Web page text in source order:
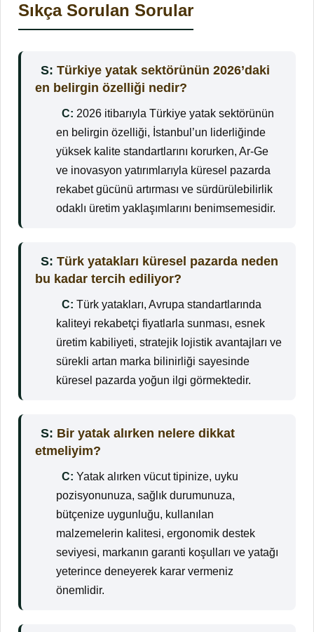
Sıkça Sorulan Sorular
S: Türkiye yatak sektörünün 2026’daki
en belirgin özelliği nedir?
C: 2026 itibarıyla Türkiye yatak sektörünün
en belirgin özelliği, İstanbul’un liderliğinde
yüksek kalite standartlarını korurken, Ar-Ge
ve inovasyon yatırımlarıyla küresel pazarda
rekabet gücünü artırması ve sürdürülebilirlik
odaklı üretim yaklaşımlarını benimsemesidir.
S: Türk yatakları küresel pazarda neden
bu kadar tercih ediliyor?
C: Türk yatakları, Avrupa standartlarında
kaliteyi rekabetçi fiyatlarla sunması, esnek
üretim kabiliyeti, stratejik lojistik avantajları ve
sürekli artan marka bilinirliği sayesinde
küresel pazarda yoğun ilgi görmektedir.
S: Bir yatak alırken nelere dikkat
etmeliyim?
C: Yatak alırken vücut tipinize, uyku
pozisyonunuza, sağlık durumunuza,
bütçenize uygunluğu, kullanılan
malzemelerin kalitesi, ergonomik destek
seviyesi, markanın garanti koşulları ve yatağı
yeterince deneyerek karar vermeniz
önemlidir.